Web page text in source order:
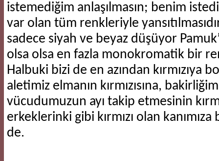
istemediğim anlaşılmasın; benim
var olan tüm renkleriyle
sadece siyah ve beyaz düşüyor
olsa olsa en fazla monokromatik bir
Halbuki bizi de en azından kırmızıya
aletimiz elmanın kırmızısına,
vücudumuzun ayı takip etmesinin
erkeklerinki gibi kırmızı olan
de.